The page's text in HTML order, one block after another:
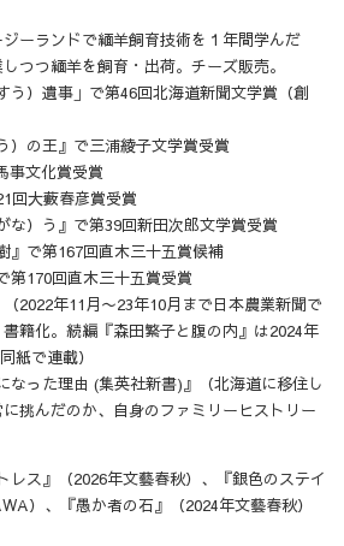
ーランドで緬羊飼育技術を１年間学んだ
つつ緬羊を飼育・出荷。チーズ販売。
う）遺事」で第46回北海道新聞文学賞（創
）の王』で三浦綾子文学賞受賞
事文化賞受賞
回大藪春彦賞受賞
な）う』で第39回新田次郎文学賞受賞
』で第167回直木三十五賞候補
第170回直木三十五賞受賞
（2022年11月〜23年10月まで日本農業新聞で
籍化。続編『森田繁子と腹の内』は2024年
紙で連載）
なった理由 (集英社新書)』（北海道に移住し
挑んだのか、自身のファミリーヒストリー
レス』（2026年文藝春秋）、『銀色のステイ
）、『愚か者の石』（2024年文藝春秋）